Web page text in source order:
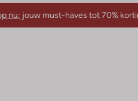
nu: jouw must-haves tot 70%